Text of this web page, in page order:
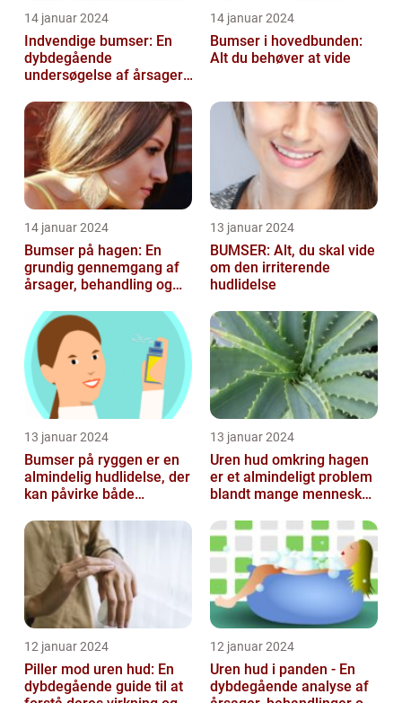
14 januar 2024
Indvendige bumser: En
dybdegående
undersøgelse af årsager,
forebyggelse
14 januar 2024
Bumser i hovedbunden:
Alt du behøver at vide
14 januar 2024
Bumser på hagen: En
grundig gennemgang af
årsager, behandling og
13 januar 2024
BUMSER: Alt, du skal vide
om den irriterende
hudlidelse
13 januar 2024
Bumser på ryggen er en
almindelig hudlidelse, der
kan påvirke både
13 januar 2024
Uren hud omkring hagen
er et almindeligt problem
blandt mange mennesker,
og...
12 januar 2024
Piller mod uren hud: En
dybdegående guide til at
12 januar 2024
Uren hud i panden - En
dybdegående analyse af